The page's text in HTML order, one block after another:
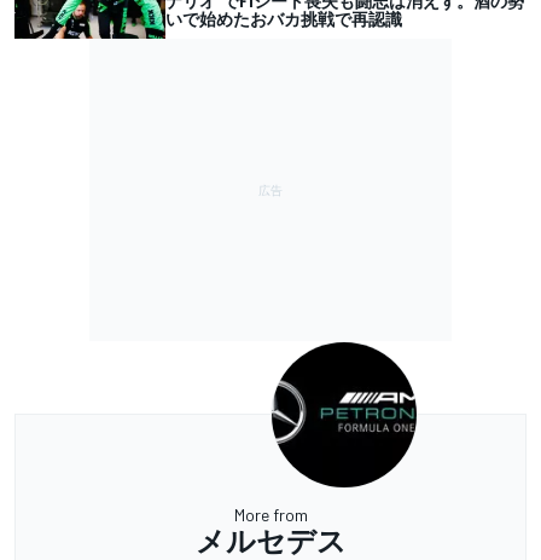
いで始めたおバカ挑戦で再認識
More from
メルセデス